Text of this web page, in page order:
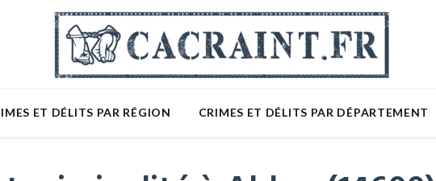
ET DÉLITS PAR RÉGION CRIMES ET DÉLITS PAR DÉPARTEMENT